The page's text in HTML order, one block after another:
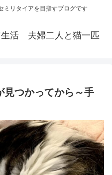
ミリタイアを目指すブログです
生活 夫婦二人と猫一匹
見つかってから～手